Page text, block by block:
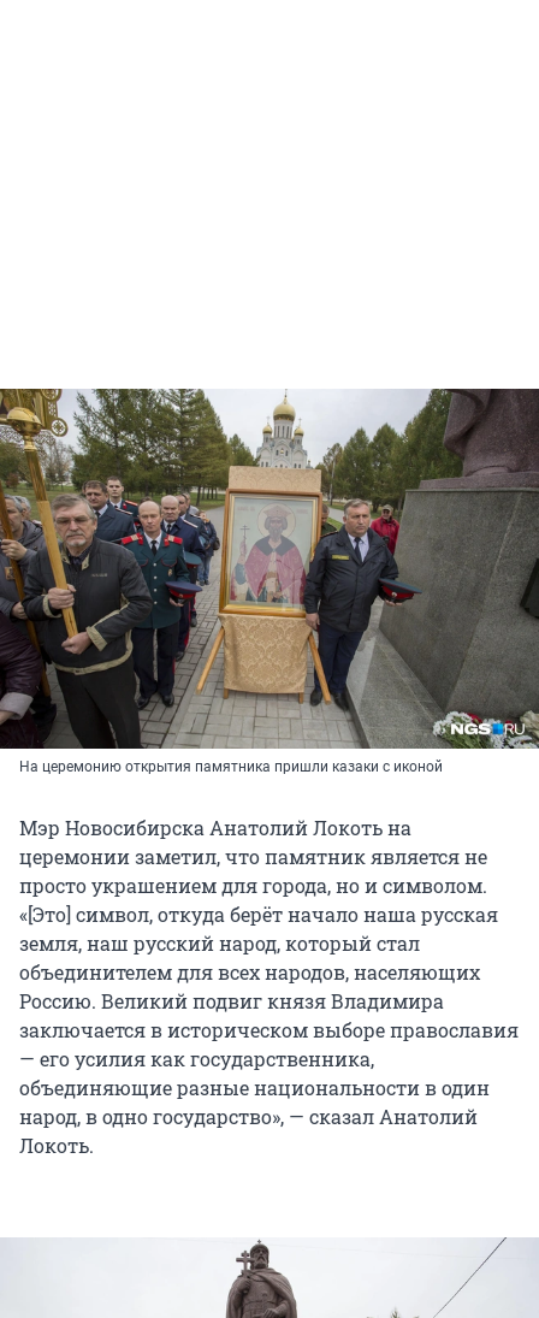
На церемонию открытия памятника пришли казаки с иконой
Мэр Новосибирска Анатолий Локоть на
церемонии заметил, что памятник является не
просто украшением для города, но и символом.
«[Это] символ, откуда берёт начало наша русская
земля, наш русский народ, который стал
объединителем для всех народов, населяющих
Россию. Великий подвиг князя Владимира
заключается в историческом выборе православия
— его усилия как государственника,
объединяющие разные национальности в один
народ, в одно государство», — сказал Анатолий
Локоть.